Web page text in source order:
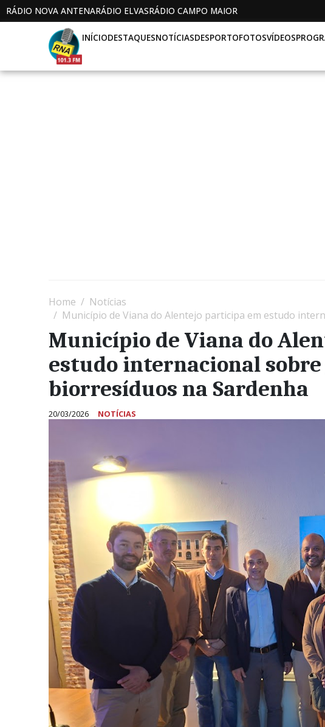
RÁDIO NOVA ANTENARÁDIO ELVASRÁDIO CAMPO MAIOR
INÍCIODESTAQUESNOTÍCIASDESPORTOFOTOSVÍDEOS
Home
Notícias
Município de Viana do Alentejo participa em estudo
Município de Viana do
estudo internacional sobre
biorresíduos na Sardenha
20/03/2026 NOTÍCIAS